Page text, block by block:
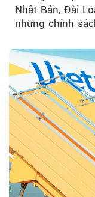
Nhật Bản, Đài
những chính